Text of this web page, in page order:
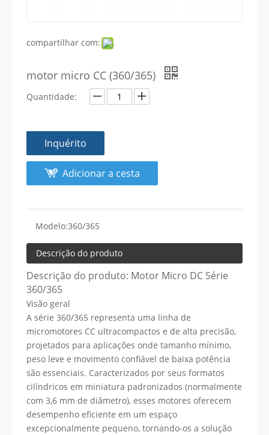
compartilhar com:
motor micro CC (360/365)
Quantidade:
Inquérito
Adicionar a cesta
Modelo:360/365
Descrição do produto
Descrição do produto: Motor Micro DC Série
360/365
Visão geral
A série 360/365 representa uma linha de
micromotores CC ultracompactos e de alta precisão,
projetados para aplicações onde tamanho mínimo,
peso leve e movimento confiável de baixa potência
são essenciais. Caracterizados por seus formatos
cilíndricos em miniatura padronizados (normalmente
com 3,6 mm de diâmetro), esses motores oferecem
desempenho eficiente em um espaço
excepcionalmente pequeno, tornando-os a solução